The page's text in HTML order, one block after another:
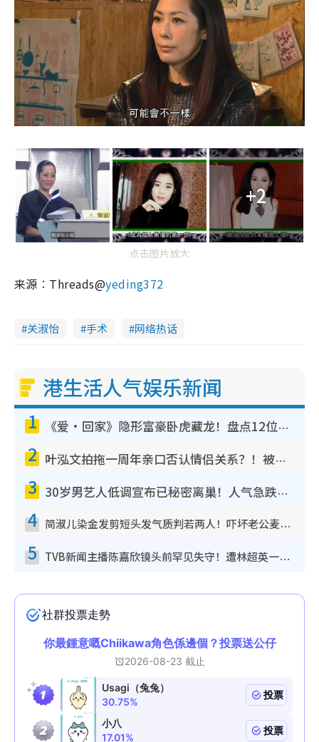
+2
点击图片放大
来源︰Threads@yeding372
关淑怡 手术 网络热话
港生活人气娱乐新闻
1 《爱·回家》隐形富豪卧虎藏龙！盘点12位财气逼人的有钱艺人：这位美女3亿身家不愁做
2 叶泓文拍拖一周年亲口否认情侣关系？！被质疑感情造假竟称GM“普通同事”
3 30岁男艺人低调宣布已秘密离巢！人气急跌变失踪人口：“这几年过得并不容易”
4 简淑儿染金发剪短头发气质判若两人！吓坏老公麦大力都认不出：“你做什么？”
5 TVB新闻主播陈嘉欣镜头前罕见失守！遭林超英一句话突袭吓坏当场大笑